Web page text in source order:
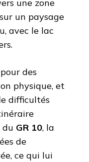
une zone
un paysage
avec le lac
des
physique, et
difficultés
GR 10, la
de
ce qui lui